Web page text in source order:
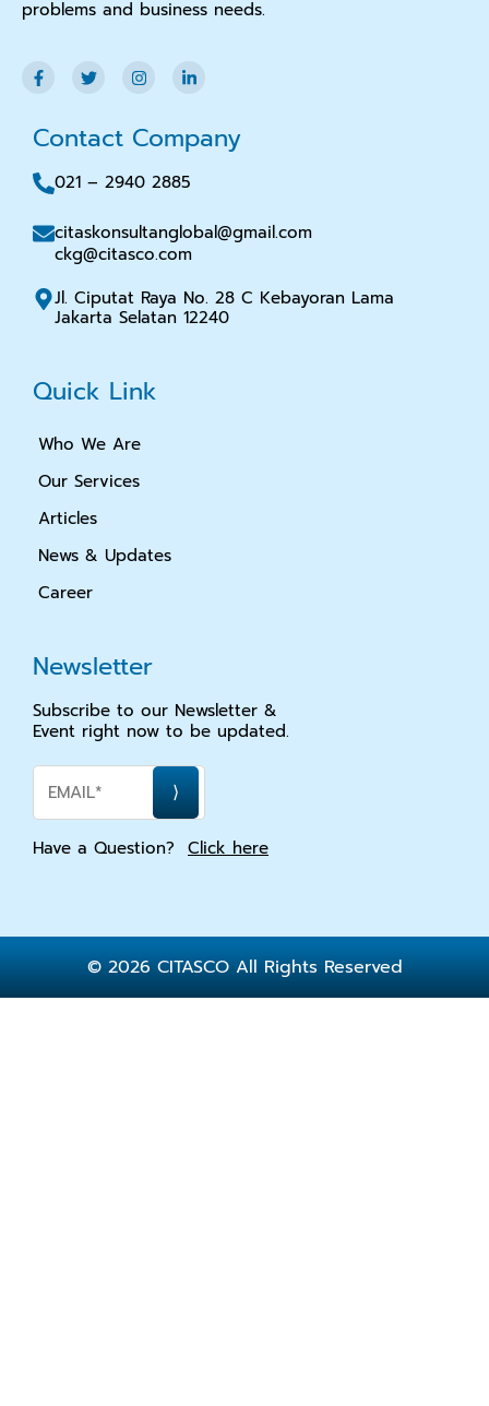
problems and business needs.
Contact Company
021 – 2940 2885
citaskonsultanglobal@gmail.com
ckg@citasco.com
Jl. Ciputat Raya No. 28 C Kebayoran Lama
Jakarta Selatan 12240
Quick Link
Who We Are
Our Services
Articles
News & Updates
Career
Newsletter
Subscribe to our Newsletter &
Event right now to be updated.
Have a Question? Click here
© 2026 CITASCO All Rights Reserved